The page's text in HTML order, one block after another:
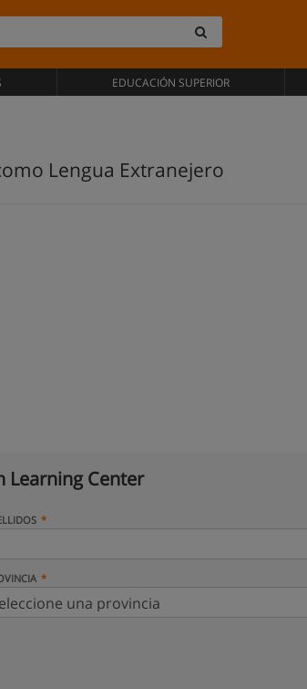
EDUCACIÓN SUPERIOR
Lengua Extranejero
Learning Center